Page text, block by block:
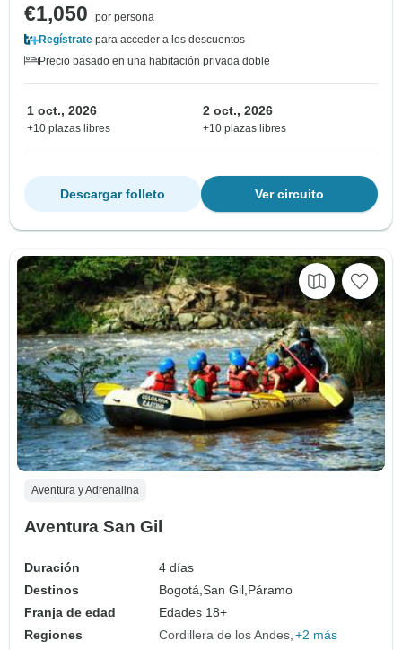
€1,050
por persona
Regístrate para acceder a los descuentos
Precio basado en una habitación privada doble
1 oct., 2026
+10 plazas libres
2 oct., 2026
+10 plazas libres
Ver circuito
Descargar folleto
Aventura y Adrenalina
Aventura San Gil
Duración
4 días
Destinos
Bogotá,San Gil, Páramo
Franja de edad
Edades 18+
Regiones
Cordillera de los Andes +2 más